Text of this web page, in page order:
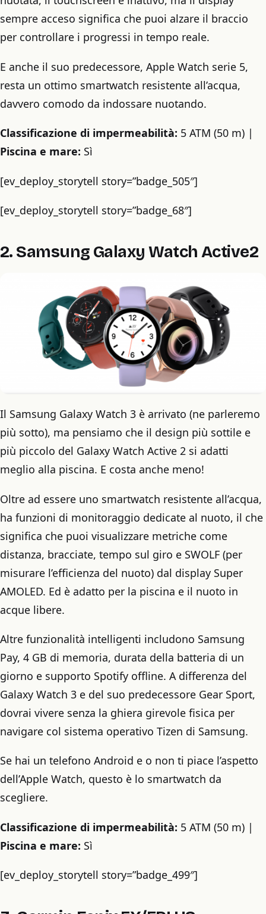
sempre acceso significa che puoi alzare il braccio
per controllare i progressi in tempo reale.
E anche il suo predecessore, Apple Watch serie 5,
resta un ottimo smartwatch resistente all’acqua,
davvero comodo da indossare nuotando.
Classificazione di impermeabilità: 5 ATM (50 m) |
Piscina e mare: Sì
[ev_deploy_storytell story=”badge_505″]
[ev_deploy_storytell story=”badge_68″]
2. Samsung Galaxy Watch Active2
Il Samsung Galaxy Watch 3 è arrivato (ne parleremo
più sotto), ma pensiamo che il design più sottile e
più piccolo del Galaxy Watch Active 2 si adatti
meglio alla piscina. E costa anche meno!
Oltre ad essere uno smartwatch resistente all’acqua,
ha funzioni di monitoraggio dedicate al nuoto, il che
significa che puoi visualizzare metriche come
distanza, bracciate, tempo sul giro e SWOLF (per
misurare l’efficienza del nuoto) dal display Super
AMOLED. Ed è adatto per la piscina e il nuoto in
acque libere.
Altre funzionalità intelligenti includono Samsung
Pay, 4 GB di memoria, durata della batteria di un
giorno e supporto Spotify offline. A differenza del
Galaxy Watch 3 e del suo predecessore Gear Sport,
dovrai vivere senza la ghiera girevole fisica per
navigare col sistema operativo Tizen di Samsung.
Se hai un telefono Android e o non ti piace l’aspetto
dell’Apple Watch, questo è lo smartwatch da
scegliere.
Classificazione di impermeabilità: 5 ATM (50 m) |
Piscina e mare: Sì
[ev_deploy_storytell story=”badge_499″]